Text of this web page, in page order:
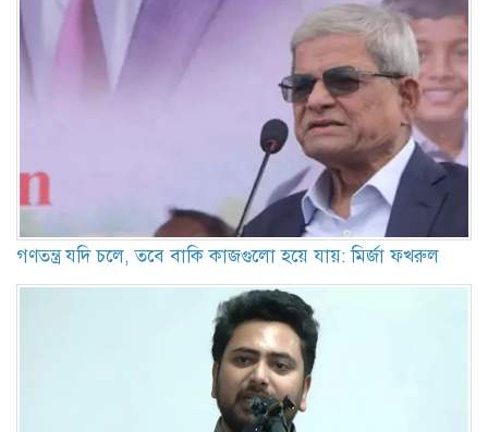
গণতন্ত্র যদি চলে, তবে বাকি কাজগুলো হয়ে যায়: মির্জা ফখরুল